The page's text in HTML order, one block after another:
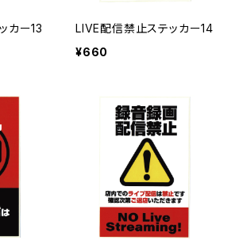
カー13
LIVE配信禁止ステッカー14
¥660